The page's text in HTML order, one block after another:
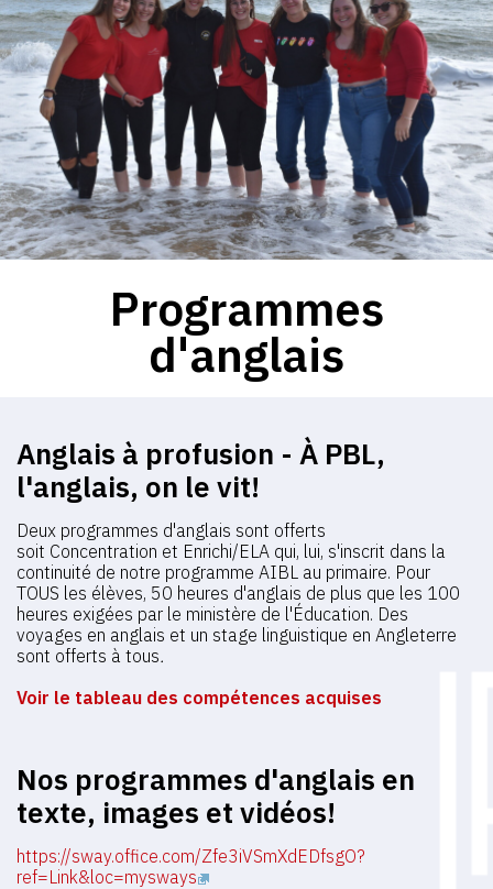
Programmes
d'anglais
Anglais à profusion - À PBL,
l'anglais, on le vit!
Deux programmes d'anglais sont offerts
soit Concentration et Enrichi/ELA qui, lui, s'inscrit dans la
continuité de notre programme AIBL au primaire. Pour
TOUS les élèves, 50 heures d'anglais de plus que les 100
heures exigées par le ministère de l'Éducation. Des
voyages en anglais et un stage linguistique en Angleterre
sont offerts à tous.
Voir le tableau des compétences acquises
Nos programmes d'anglais en
texte, images et vidéos!
https://sway.office.com/Zfe3iVSmXdEDfsgO?
ref=Link&loc=mysways